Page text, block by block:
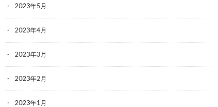
2023年5月
2023年4月
2023年3月
2023年2月
2023年1月